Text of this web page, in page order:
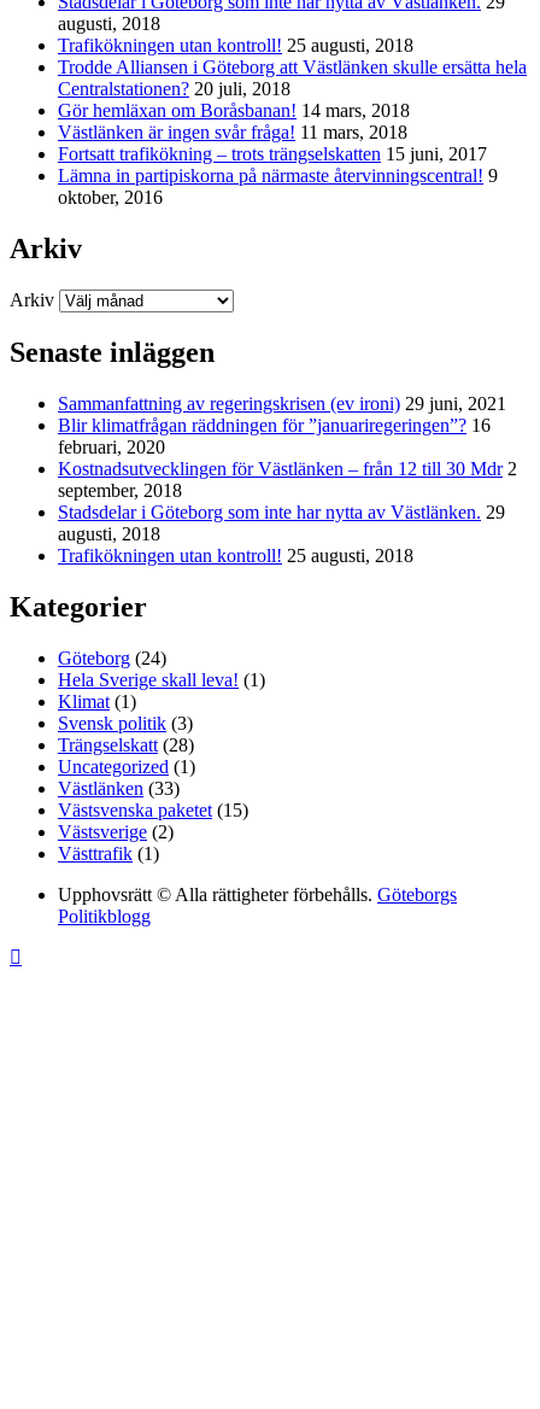
augusti, 2018
Trafikökningen utan kontroll! 25 augusti, 2018
Trodde Alliansen i Göteborg att Västlänken skulle ersätta hela
Centralstationen? 20 juli, 2018
Gör hemläxan om Boråsbanan! 14 mars, 2018
Västlänken är ingen svår fråga! 11 mars, 2018
Fortsatt trafikökning – trots trängselskatten 15 juni, 2017
Lämna in partipiskorna på närmaste återvinningscentral! 9
oktober, 2016
Arkiv
Arkiv
Senaste inläggen
Sammanfattning av regeringskrisen (ev ironi) 29 juni, 2021
Blir klimatfrågan räddningen för ”januariregeringen”? 16
februari, 2020
Kostnadsutvecklingen för Västlänken – från 12 till 30 Mdr 2
september, 2018
Stadsdelar i Göteborg som inte har nytta av Västlänken. 29
augusti, 2018
Trafikökningen utan kontroll! 25 augusti, 2018
Kategorier
Göteborg (24)
Hela Sverige skall leva! (1)
Klimat (1)
Svensk politik (3)
Trängselskatt (28)
Uncategorized (1)
Västlänken (33)
Västsvenska paketet (15)
Västsverige (2)
Västtrafik (1)
Upphovsrätt © Alla rättigheter förbehålls. Göteborgs
Politikblogg